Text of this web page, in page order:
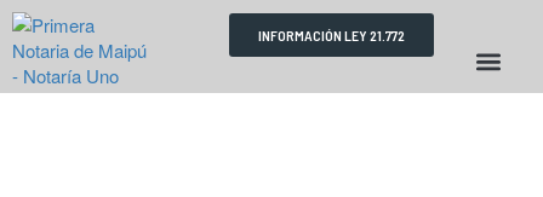
INFORMACIÓN LEY 21.772